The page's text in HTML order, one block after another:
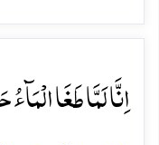
اِنَّا لَمَّا طَغَا